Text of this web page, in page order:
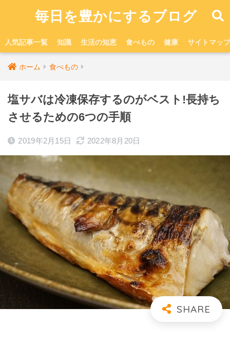
毎日を豊かにするブログ
人気記事一覧 知識 生活の知恵 食べもの 健康 サイトマップ
ホーム 食べもの
塩サバは冷凍保存するのがベスト!長持ち
させるための6つの手順
2019年2月15日 2022年8月20日